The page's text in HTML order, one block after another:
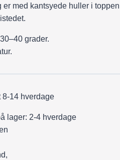
med kantsyede huller i
grader.
8-14 hverdage
lager: 2-4 hverdage